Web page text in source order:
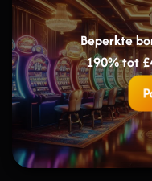
Beperkte
190% tot